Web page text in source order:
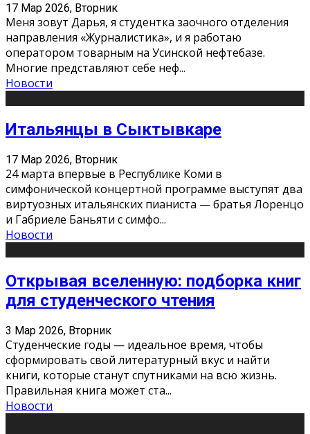
17 Мар 2026, Вторник
Меня зовут Дарья, я студентка заочного отделения
направления «Журналистика», и я работаю
оператором товарным на Усинской нефтебазе.
Многие представляют себе неф...
Новости
Итальянцы в Сыктывкаре
17 Мар 2026, Вторник
24 марта впервые в Республике Коми в
симфонической концертной программе выступят два
виртуозных итальянских пианиста — братья Лоренцо
и Габриеле Баньяти с симфо...
Новости
Открывая вселенную: подборка книг
для студенческого чтения
3 Мар 2026, Вторник
Студенческие годы — идеальное время, чтобы
сформировать свой литературный вкус и найти
книги, которые станут спутниками на всю жизнь.
Правильная книга может ста...
Новости